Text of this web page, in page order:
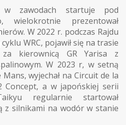
zawodach startuje pod
wielokrotnie prezentował
W 2022 r. podczas Rajdu
WRC, pojawił się na trasie
za kierownicą GR Yarisa z
W 2023 r, w setną
wyjechał na Circuit de la
Concept, a w japońskiej serii
regularnie startował
z silnikami na wodór w stanie